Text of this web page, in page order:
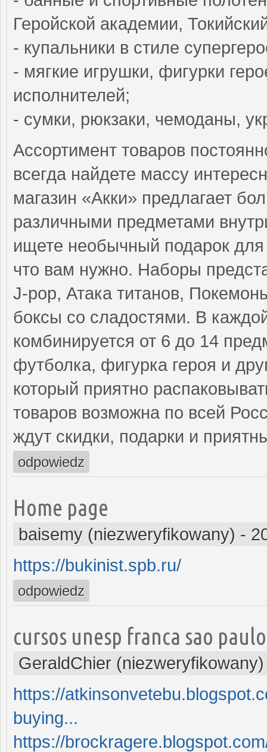
Геройской академии,
- купальники в стиле
- мягкие игрушки, фигурки
исполнителей;
- сумки, рюкзаки, чемоданы,
Ассортимент товаров
всегда найдете массу
магазин «Акки» предлагает
различными предметами
ищете необычный подарок
что вам нужно. Наборы
J-pop, Атака титанов,
боксы со сладостями. В
комбинируется от 6 до 14
футболка, фигурка героя и
который приятно
товаров возможна по всей
ждут скидки, подарки и
odpowiedz
Home page
baisemy (niezweryfikowany) -
https://bukinist.spb.ru/
odpowiedz
cursos unesp franca sao
GeraldChier (niezweryfikowany)
https://
buying...
https://